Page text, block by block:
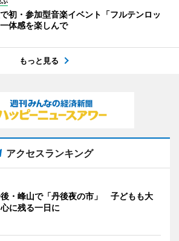
初・参加型音楽イベント「フルテンロッ
体感を楽しんで
もっと見る
アクセスランキング
・峰山で「丹後夜の市」 子どもも大
心に残る一日に